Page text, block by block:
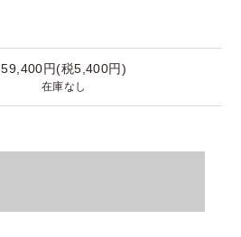
59,400円(税5,400円)
在庫なし